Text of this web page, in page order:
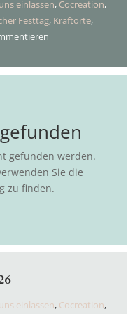
einlassen, Cocreation,
Festtag, Kraftorte,
gefunden werden.
Sie die
zu finden.
einlassen, Cocreation,